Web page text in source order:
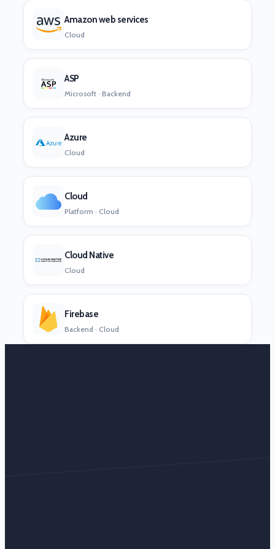
Amazon web services
Cloud
ASP
Microsoft · Backend
Azure
Cloud
Cloud
Platform · Cloud
Cloud Native
Cloud
Firebase
Backend · Cloud